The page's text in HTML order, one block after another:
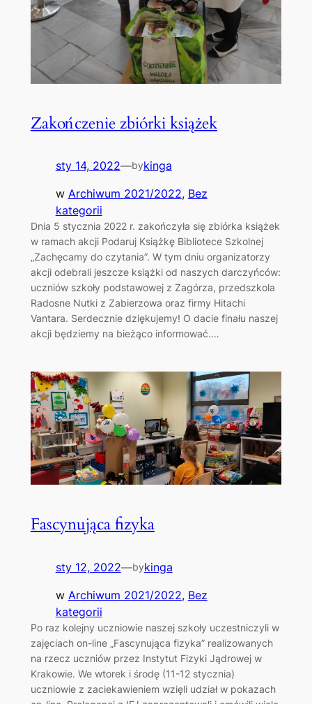
Zakończenie zbiórki książek
sty 14, 2022—bykinga
w Archiwum 2021/2022, Bez
kategorii
Dnia 5 stycznia 2022 r. zakończyła się zbiórka książek
w ramach akcji Podaruj Książkę Bibliotece Szkolnej
„Zachęcamy do czytania”. W tym dniu organizatorzy
akcji odebrali jeszcze książki od naszych darczyńców:
uczniów szkoły podstawowej z Zagórza, przedszkola
Radosne Nutki z Zabierzowa oraz firmy Hitachi
Vantara. Serdecznie dziękujemy! O dacie finału naszej
akcji będziemy na bieżąco informować.…
Fascynująca fizyka
sty 12, 2022—bykinga
w Archiwum 2021/2022, Bez
kategorii
Po raz kolejny uczniowie naszej szkoły uczestniczyli w
zajęciach on-line „Fascynująca fizyka” realizowanych
na rzecz uczniów przez Instytut Fizyki Jądrowej w
Krakowie. We wtorek i środę (11-12 stycznia)
uczniowie z zaciekawieniem wzięli udział w pokazach